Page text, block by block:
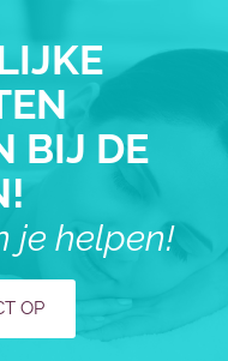
BIJ DE
je helpen!
OP